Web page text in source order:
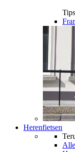
Herenfietsen
Alle